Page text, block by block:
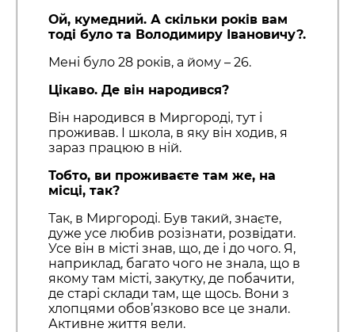
Ой, кумедний. А скільки років вам
тоді було та Володимиру Івановичу?.
Мені було 28 років, а йому – 26.
Цікаво. Девін народився?
Він народився в Миргороді, тут і
проживав. І школа, в яку він ходив, я
зараз працюю в ній.
Тобто, ви проживаєте там же, на
місці, так?
Так, в Миргороді. Був такий, знаєте,
дуже усе любив розізнати, розвідати.
Усе він в місті знав, що, де і до чого. Я,
наприклад, багато чого не знала, що в
якому там місті, закутку, де побачити,
де старі склади там, ще щось. Вони з
хлопцями обов’язково все це знали.
Активне життя вели.